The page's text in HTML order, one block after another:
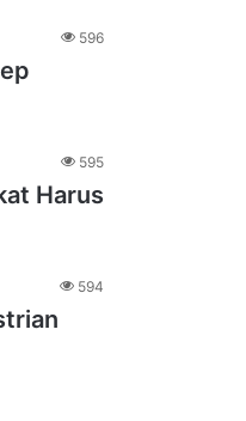
596
595
Harus
594